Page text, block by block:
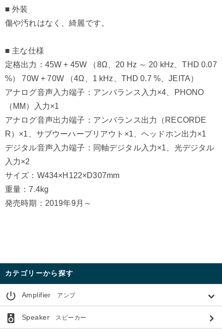
■ 外装
傷や汚れはなく、綺麗です。
■ 主な仕様
定格出力：45W + 45W （8Ω、20 Hz ～ 20 kHz、THD 0.07
%） 70W + 70W （4Ω、1 kHz、THD 0.7 %、JEITA）
アナログ音声入力端子：アンバランス入力×4、PHONO
（MM）入力×1
アナログ音声出力端子：アンバランス出力（RECORDE
R）×1、サブウーハープリアウト×1、ヘッドホン出力×1
デジタル音声入力端子：同軸デジタル入力×1、光デジタル
入力×2
サイズ：W434×H122×D307mm
重量：7.4kg
発売時期：2019年9月～
カテゴリーから探す
power_settings_new Amplifier アンプ
speaker Speakerスピーカー